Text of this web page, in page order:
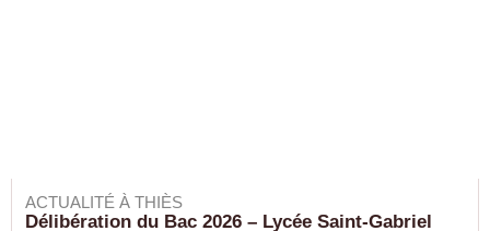
ACTUALITÉ À THIÈS
Délibération du Bac 2026 – Lycée Saint-Gabriel